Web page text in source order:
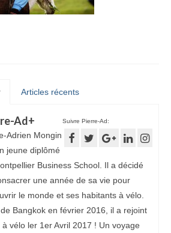
Articles récents
Suivre Pierre-Ad:
Ad+
Adrien Mongin
jeune diplômé
Business School. Il a décidé
une année de sa vie pour
le monde et ses habitants à vélo.
Bangkok en février 2016, il a rejoint
à vélo ler 1er Avril 2017 ! Un voyage